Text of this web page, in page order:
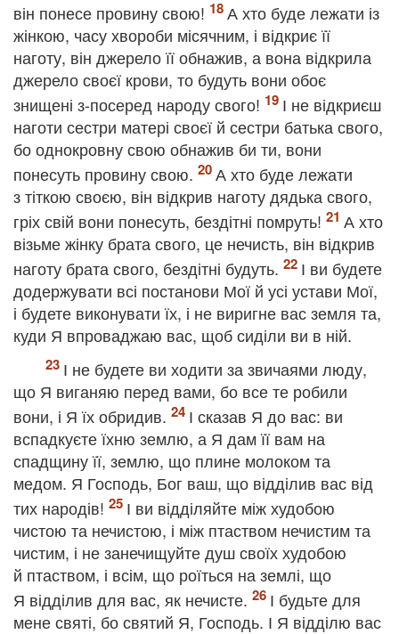
він понесе провину свою!
А хто буде лежати із
жінкою, часу хвороби місячним, і відкриє її
наготу, він джерело її обнажив, а вона відкрила
джерело своєї крови, то будуть вони обоє
знищені з-посеред народу свого!
І не відкриєш
наготи сестри матері своєї й сестри батька свого,
бо однокровну свою обнажив би ти, вони
понесуть провину свою.
А хто буде лежати
з тіткою своєю, він відкрив наготу дядька свого,
гріх свій вони понесуть, бездітні помруть!
А хто
візьме жінку брата свого, це нечисть, він відкрив
наготу брата свого, бездітні будуть.
І ви будете
додержувати всі постанови Мої й усі устави Мої,
і будете виконувати їх, і не виригне вас земля та,
куди Я впроваджаю вас, щоб сиділи ви в ній.
І не будете ви ходити за звичаями люду,
що Я виганяю перед вами, бо все те робили
вони, і Я їх обридив.
І сказав Я до вас: ви
вспадкуєте їхню землю, а Я дам її вам на
спадщину її, землю, що плине молоком та
медом. Я Господь, Бог ваш, що відділив вас від
тих народів!
І ви відділяйте між худобою
чистою та нечистою, і між птаством нечистим та
чистим, і не занечищуйте душ своїх худобою
й птаством, і всім, що роїться на землі, що
Я відділив для вас, як нечисте.
І будьте для
мене святі, бо святий Я, Господь. І Я відділю вас